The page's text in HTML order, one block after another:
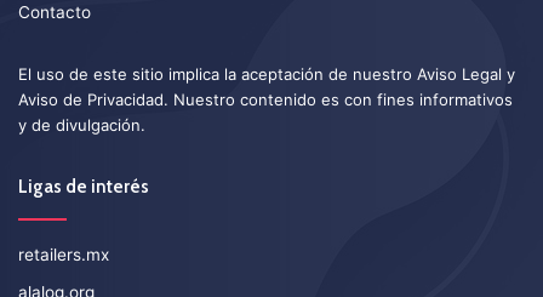
Contacto
El uso de este sitio implica la aceptación de nuestro Aviso Legal y
Aviso de Privacidad. Nuestro contenido es con fines informativos
y de divulgación.
Ligas de interés
retailers.mx
alalog.org